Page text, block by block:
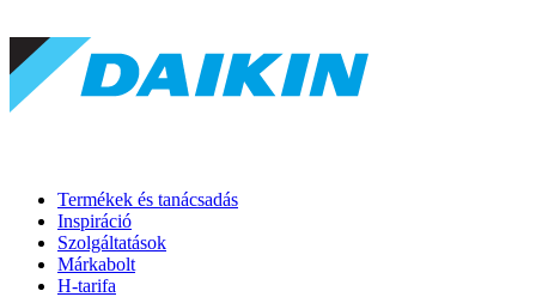
Termékek és tanácsadás
Inspiráció
Szolgáltatások
Márkabolt
H-tarifa